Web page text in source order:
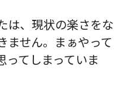
は、現状の楽さをな
ません。まぁやって
てしまっていま